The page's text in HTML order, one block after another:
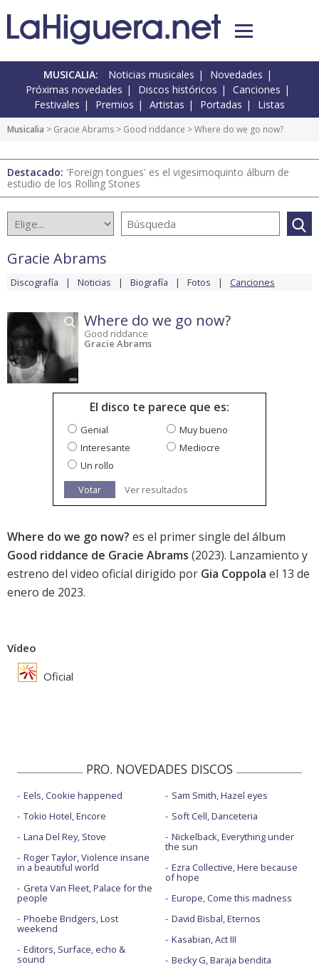
MUSICALIA: Noticias musicales
Novedades
Próximas novedades
Discos históricos
Canciones
Festivales
Premios Artistas Portadas Listas
Musicalia > Gracie Abrams > Good riddance > Where do we go now?
Destacado: 'Foreign tongues' es el vigesimoquinto álbum de
estudio de los Rolling Stones
Gracie Abrams
Discografía Noticias Biografía Fotos Canciones
Where do we go now?
Good riddance
Gracie Abrams
El disco te parece que es:
Genial
Muy bueno
Interesante
Mediocre
Un rollo
Votar
Ver resultados
Where do we go now? es el primer single del álbum
Good riddance de Gracie Abrams (2023). Lanzamiento y
estreno del video oficial dirigido por Gia Coppola el 13 de
enero de 2023.
Vídeo
Oficial
PRO. NOVEDADES DISCOS
Eels, Cookie happened
Tokio Hotel, Encore
Lana Del Rey, Stove
Roger Taylor, Violence insane
in a beautiful world
Greta Van Fleet, Palace for the
people
Phoebe Bridgers, Lost
weekend
Editors, Surface, echo &
sound
Sam Smith, Hazel eyes
Soft Cell, Danceteria
Nickelback, Everything under
the sun
Ezra Collective, Here because
of hope
Europe, Come this madness
David Bisbal, Eternos
Kasabian, Act III
Becky G, Baraja bendita